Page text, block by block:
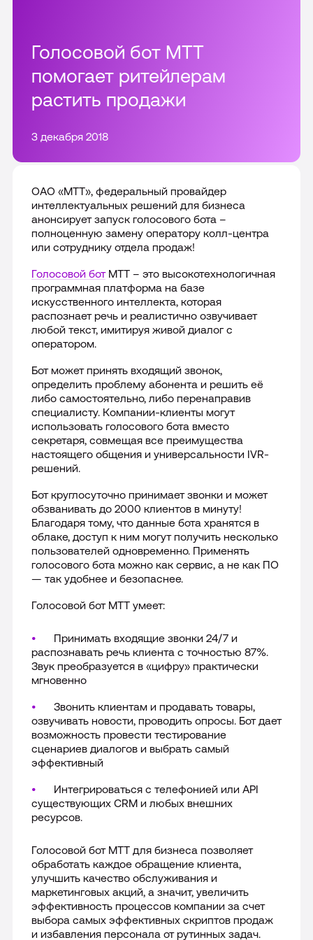
Telecom платформа
Все продукты
Внедрение и настройка CRM
Сопровождение CRM
Все интеграции
Акции
Отзывы
Карьера
Раскрытие информации
Контакты
Лицензии
Международная деятельность
Комплаенс и деловая этика
Все о компании
8-800 555 90-00
Подключить сейчас
3 декабря 2018
Голосовой бот МТТ
помогает ритейлерам
растить продажи
ОАО «МТТ», федеральный провайдер
интеллектуальных решений для бизнеса
анонсирует запуск голосового бота –
полноценную замену оператору колл-центра
или сотруднику отдела продаж!
Голосовой ботМТТ – это высокотехнологичная
программная платформа на базе
искусственного интеллекта, которая
распознает речь и реалистично озвучивает
любой текст, имитируя живой диалог с
оператором.
Бот может принять входящий звонок,
определить проблему абонента и решить её
либо самостоятельно, либо перенаправив
специалисту. Компании-клиенты могут
использовать голосового бота вместо
секретаря, совмещая все преимущества
настоящего общения и универсальности IVR-
решений.
Бот круглосуточно принимает звонки и может
обзванивать до 2000 клиентов в минуту!
Благодаря тому, что данные бота хранятся в
облаке, доступ к ним могут получить несколько
пользователей одновременно. Применять
голосового бота можно как сервис, а не как ПО
— так удобнее и безопаснее.
Голосовой бот МТТ умеет:
Принимать входящие звонки 24/7 и
распознавать речь клиента с точностью 87%.
Звук преобразуется в «цифру» практически
мгновенно
Звонить клиентам и продавать товары,
озвучивать новости, проводить опросы. Бот дает
возможность провести тестирование
сценариев диалогов и выбрать самый
эффективный
Интегрироваться с телефонией или API
существующих CRM и любых внешних
ресурсов.
Голосовой бот МТТ для бизнеса позволяет
обработать каждое обращение клиента,
улучшить качество обслуживания и
маркетинговых акций, а значит, увеличить
эффективность процессов компании за счет
выбора самых эффективных скриптов продаж
и избавления персонала от рутинных задач.